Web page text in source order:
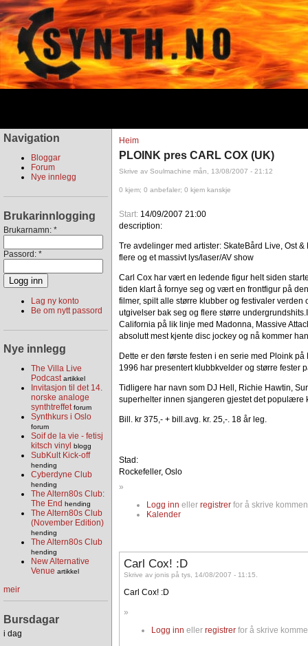
Navigation
Bloggar
Forum
Nye innlegg
Brukarinnlogging
Brukarnamn: *
Passord: *
Lag ny konto
Be om nytt passord
Nye innlegg
The Villa Live
Podcastartikkel
Invitasjon til det 14.
norske analoge
synthtreffet forum
Synthkurs i Oslo
forum
Soif de la vie - fetisj
kitsch vinyl
blogg
SubKult Kick-off
hending
Cyberdyne Club
hending
The Altern80s Club:
The End hending
The Altern80s Club
(November Edition)
hending
The Altern80s Club
hending
New Alternative
Venue artikkel
meir
Bursdagar
i dag
Heim
PLOINK pres CARL COX (UK)
Skrive av Soulmachine mån, 13/08/2007 - 21:12
0 kjem; 0 anbefaler; 0 kjem kanskje
Start: 14/09/2007 21:00
description:
Tre avdelinger med artister: SkateBård Live, Ost
flere og et massivt lys/laser/AV show
Carl Cox har vært en ledende figur helt siden
tiden klart å fornye seg og vært en frontfigur på
filmer, spilt alle større klubber og festivaler
utgivelser bak seg og flere større
California på lik linje med Madonna, Massive
absolutt mest kjente disc jockey og nå kommer
Dette er den første festen i en serie med Ploink
1996 har presentert klubbkvelder og større fester
Tidligere har navn som DJ Hell, Richie Hawtin,
superhelter innen sjangeren gjestet det populære
Bill. kr 375,- + bill.avg. kr. 25,-. 18 år leg.
Stad:
Rockefeller, Oslo
»
Logg inn eller registrer for å skrive
Kalender
Carl Cox! :D
Skrive av jonis på tys, 14/08/2007 - 11:15.
Carl Cox! :D
»
Logg inn ellerregistrer for å skrive